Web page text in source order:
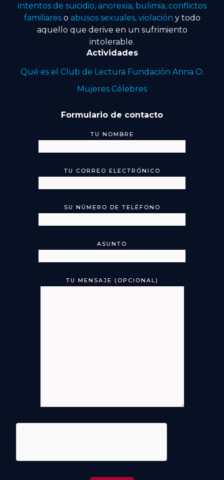
intentos de suicidio, anorexia, bulimia, conflictos
familiareso abusos sexuales, violación y todo
aquello que derive en un sufrimiento
intolerable.
Actividades
Qué es el Club de Lectura Fundación Anna O.
Mujeres Célebres
Formulario de contacto
TU NOMBRE
TU CORREO ELECTRÓNICO
SU NÚMERO DE TELÉFONO
ASUNTO
TU MENSAJE (OPCIONAL)